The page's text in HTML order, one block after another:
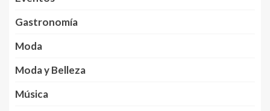
Gastronomía
Moda
Moda y Belleza
Música